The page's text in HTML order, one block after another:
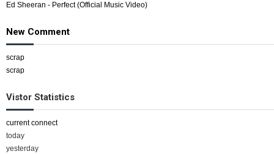
Ed Sheeran - Perfect (Official Music Video)
New Comment
scrap
scrap
Vistor Statistics
current connect
today
yesterday